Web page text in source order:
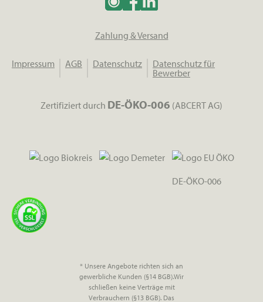
Zahlung & Versand
Impressum AGB Datenschutz
Datenschutz für
Bewerber
Zertifiziert durch DE-ÖKO-006 (ABCERT AG)
DE-ÖKO-006
* Unsere Angebote richten sich an
gewerbliche Kunden (§14 BGB).Wir
schließen keine Verträge mit
Verbrauchern (§13 BGB). Das